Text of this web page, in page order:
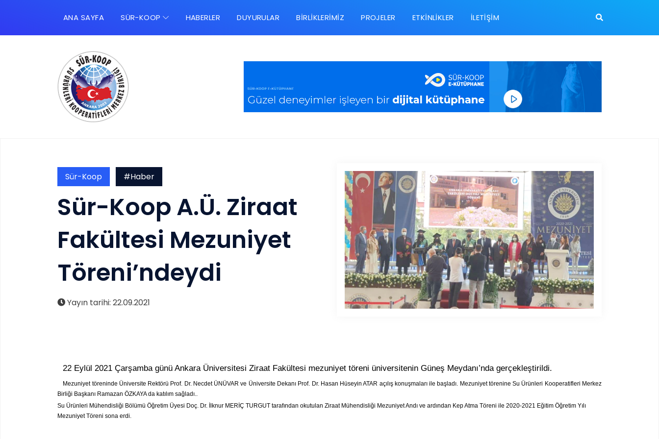
ANA SAYFA SÜR-KOOP HABERLER DUYURULAR BIRLIKLERIMIZ PROJELER ETKINLIKLER İLETIŞIM
Sür-Koop #Haber
Sür-Koop A.Ü. Ziraat
Fakültesi Mezuniyet
Töreni’ndeydi
Yayın tarihi: 22.09.2021
22 Eylül 2021 Çarşamba günü Ankara Üniversitesi Ziraat Fakültesi mezuniyet töreni üniversitenin Güneş Meydanı’nda gerçekleştirildi.
Mezuniyet töreninde Üniversite Rektörü Prof. Dr. Necdet ÜNÜVAR ve Üniversite Dekanı Prof. Dr. Hasan Hüseyin ATAR açılış konuşmaları ile başladı. Mezuniyet törenine Su Ürünleri Kooperatifleri Merkez
Birliği Başkanı Ramazan ÖZKAYA da katılım sağladı..
Su Ürünleri Mühendisliği Bölümü Öğretim Üyesi Doç. Dr. İlknur MERİÇ TURGUT tarafından okutulan Ziraat Mühendisliği Mezuniyet Andı ve ardından Kep Atma Töreni ile 2020-2021 Eğitim Öğretim Yılı
Mezuniyet Töreni sona erdi.